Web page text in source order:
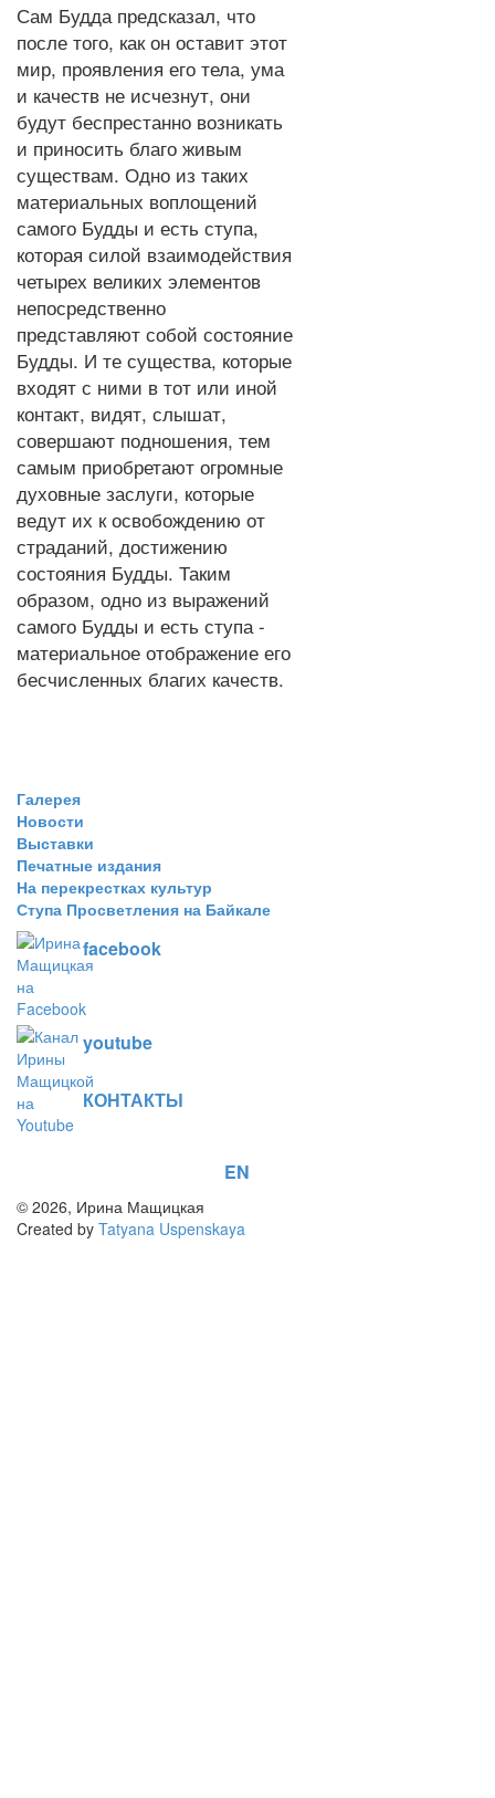
Сам Будда предсказал, что
после того, как он оставит этот
мир, проявления его тела, ума
и качеств не исчезнут, они
будут беспрестанно возникать
и приносить благо живым
существам. Одно из таких
материальных воплощений
самого Будды и есть ступа,
которая силой взаимодействия
четырех великих элементов
непосредственно
представляют собой состояние
Будды. И те существа, которые
входят с ними в тот или иной
контакт, видят, слышат,
совершают подношения, тем
самым приобретают огромные
духовные заслуги, которые
ведут их к освобождению от
страданий, достижению
состояния Будды. Таким
образом, одно из выражений
самого Будды и есть ступа -
материальное отображение его
бесчисленных благих качеств.
Галерея
Новости
Выставки
Печатные издания
На перекрестках культур
Ступа Просветления на Байкале
facebook
youtube
КОНТАКТЫ
EN
© 2026, Ирина Мащицкая
Created by Tatyana Uspenskaya